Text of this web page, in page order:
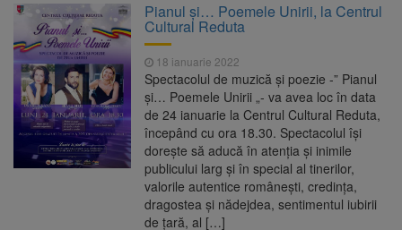
Pianul și… Poemele Unirii, la Centrul
Cultural Reduta
18 ianuarie 2022
Spectacolul de muzică și poezie -” Pianul
și… Poemele Unirii „- va avea loc în data
de 24 ianuarie la Centrul Cultural Reduta,
începând cu ora 18.30. Spectacolul își
dorește să aducă în atenția și inimile
publicului larg și în special al tinerilor,
valorile autentice românești, credința,
dragostea și nădejdea, sentimentul iubirii
de țară, al […]